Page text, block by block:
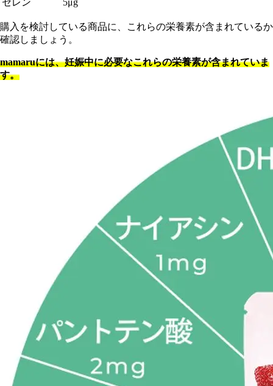
セレン 5μg
購入を検討している商品に、これらの栄養素が含まれているか
確認しましょう。
mamaruには、妊娠中に必要なこれらの栄養素が含まれていま
す。